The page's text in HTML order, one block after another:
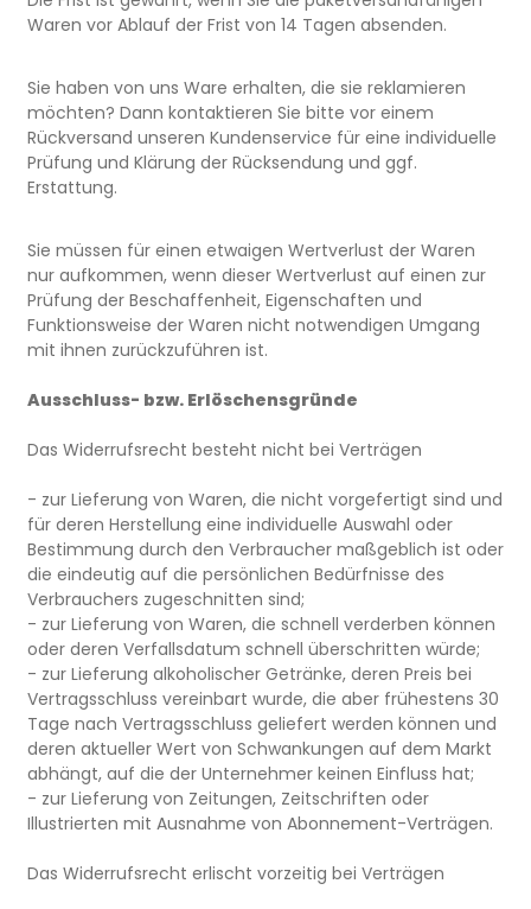
Waren vor Ablauf der Frist von 14 Tagen absenden.
Sie haben von uns Ware erhalten, die sie reklamieren
möchten? Dann kontaktieren Sie bitte vor einem
Rückversand unseren Kundenservice für eine individuelle
Prüfung und Klärung der Rücksendung und ggf.
Erstattung.
Sie müssen für einen etwaigen Wertverlust der Waren
nur aufkommen, wenn dieser Wertverlust auf einen zur
Prüfung der Beschaffenheit, Eigenschaften und
Funktionsweise der Waren nicht notwendigen Umgang
mit ihnen zurückzuführen ist.
Ausschluss- bzw. Erlöschensgründe
Das Widerrufsrecht besteht nicht bei Verträgen
- zur Lieferung von Waren, die nicht vorgefertigt sind und
für deren Herstellung eine individuelle Auswahl oder
Bestimmung durch den Verbraucher maßgeblich ist oder
die eindeutig auf die persönlichen Bedürfnisse des
Verbrauchers zugeschnitten sind;
- zur Lieferung von Waren, die schnell verderben können
oder deren Verfallsdatum schnell überschritten würde;
- zur Lieferung alkoholischer Getränke, deren Preis bei
Vertragsschluss vereinbart wurde, die aber frühestens 30
Tage nach Vertragsschluss geliefert werden können und
deren aktueller Wert von Schwankungen auf dem Markt
abhängt, auf die der Unternehmer keinen Einfluss hat;
- zur Lieferung von Zeitungen, Zeitschriften oder
Illustrierten mit Ausnahme von Abonnement-Verträgen.
Das Widerrufsrecht erlischt vorzeitig bei Verträgen